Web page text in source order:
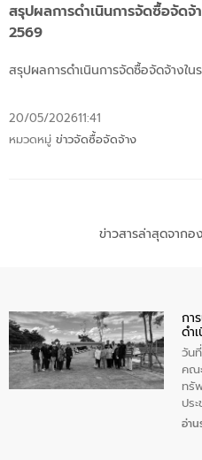
สรุปผลการดำเนินการจัดซื้อจัด
2569
สรุปผลการดำเนินการจัดซื้อจัดจ้างใ
20/05/202611:41
หมวดหมู่ ข่าวจัดซื้อจัดจ้าง
ข่าวสารล่าสุดจากอ
กา
ดำ
ทรั
ปีง
วัน
คณ
ทรั
ปร
ตา
อ่า